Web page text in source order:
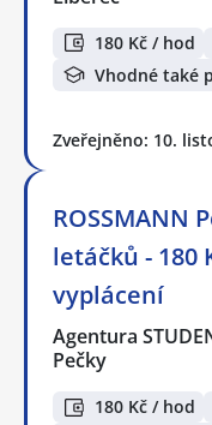
180 Kč / hod
Vhodné také
Zveřejněno: 10.
ROSSMANN
letáčků - 180
vyplácení
Agentura
Pečky
180 Kč / hod